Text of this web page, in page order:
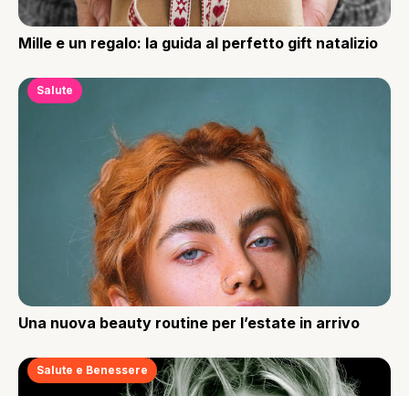
Mille e un regalo: la guida al perfetto gift natalizio
Salute
Una nuova beauty routine per l’estate in arrivo
Salute e Benessere